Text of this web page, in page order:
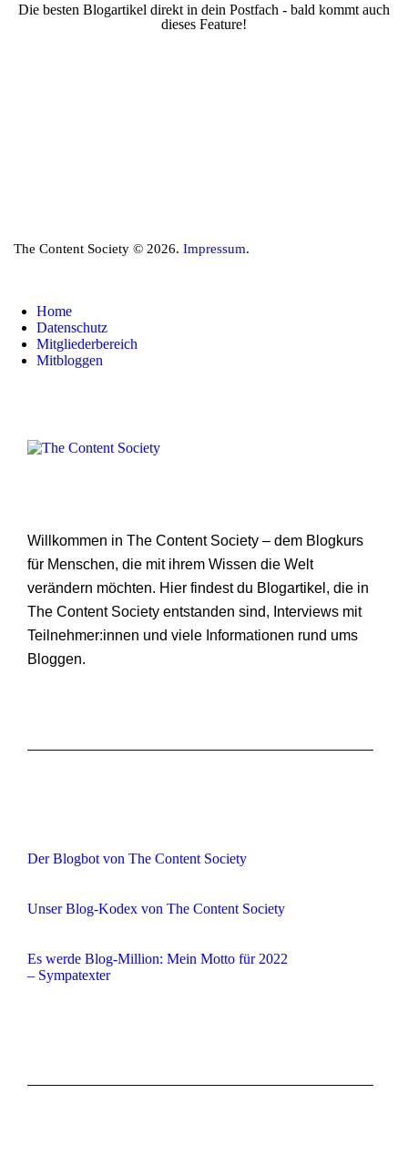
Die besten Blogartikel direkt in dein Postfach - bald kommt auch
dieses Feature!
The Content Society © 2026. Impressum.
Home
Datenschutz
Mitgliederbereich
Mitbloggen
Willkommen in The Content Society – dem Blogkurs
für Menschen, die mit ihrem Wissen die Welt
verändern möchten. Hier findest du Blogartikel, die in
The Content Society entstanden sind, Interviews mit
Teilnehmer:innen und viele Informationen rund ums
Bloggen.
Der Blogbot von The Content Society
Unser Blog-Kodex von The Content Society
Es werde Blog-Million: Mein Motto für 2022
– Sympatexter